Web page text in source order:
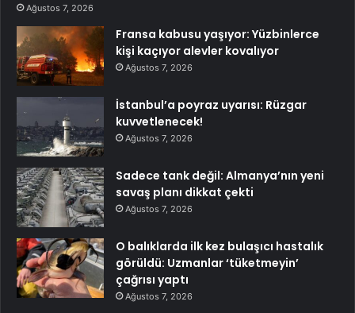
Ağustos 7, 2026
Fransa kabusu yaşıyor: Yüzbinlerce
kişi kaçıyor alevler kovalıyor
Ağustos 7, 2026
İstanbul’a poyraz uyarısı: Rüzgar
kuvvetlenecek!
Ağustos 7, 2026
Sadece tank değil: Almanya’nın yeni
savaş planı dikkat çekti
Ağustos 7, 2026
O balıklarda ilk kez bulaşıcı hastalık
görüldü: Uzmanlar ‘tüketmeyin’
çağrısı yaptı
Ağustos 7, 2026